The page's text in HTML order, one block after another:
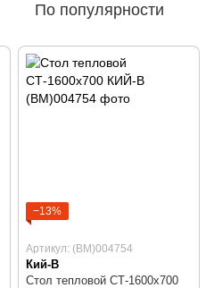
По популярности
−13%
Артикул: (BM)004754
Кий-В
Стол тепловой СТ-1600х700